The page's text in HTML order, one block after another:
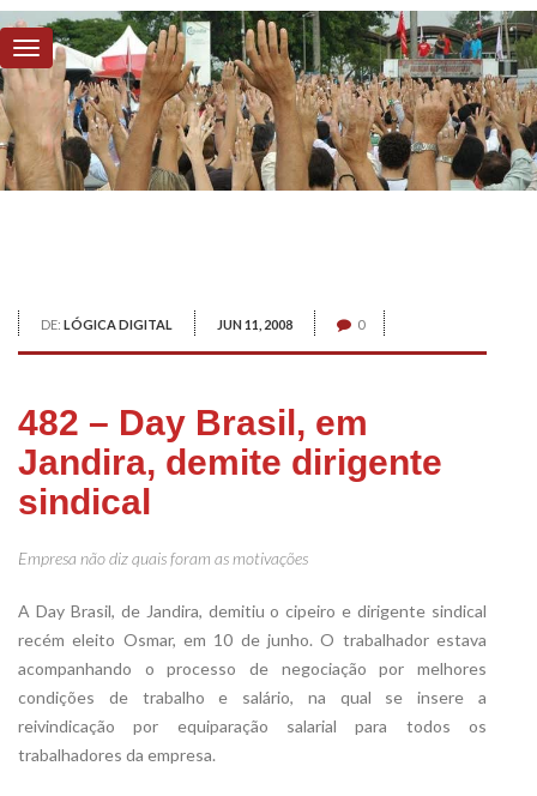
DE: LÓGICA DIGITAL JUN 11, 2008 0
482 – Day Brasil, em
Jandira, demite dirigente
sindical
Empresa não diz quais foram as motivações
A Day Brasil, de Jandira, demitiu o cipeiro e dirigente sindical
recém eleito Osmar, em 10 de junho. O trabalhador estava
acompanhando o processo de negociação por melhores
condições de trabalho e salário, na qual se insere a
reivindicação por equiparação salarial para todos os
trabalhadores da empresa.